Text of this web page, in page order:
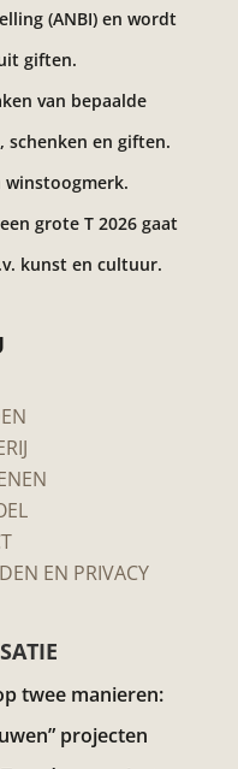
(ANBI) en wordt
giften.
van bepaalde
schenken en giften.
winstoogmerk.
grote T 2026 gaat
kunst en cultuur.
EN PRIVACY
twee manieren:
projecten